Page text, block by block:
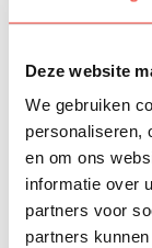
Deze website
We gebruiken
personaliseren,
en om ons
informatie over
partners voor
partners
kennis van
steeds meer
zetten."
Volgens
het begin
internet was